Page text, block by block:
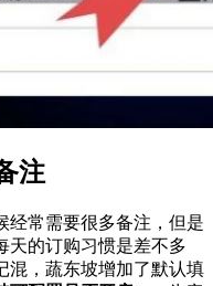
注
经常需要很多备注，但是
天的订购习惯是差不多
混，蔬东坡增加了默认填